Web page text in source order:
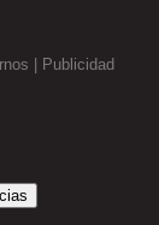
| Publicidad